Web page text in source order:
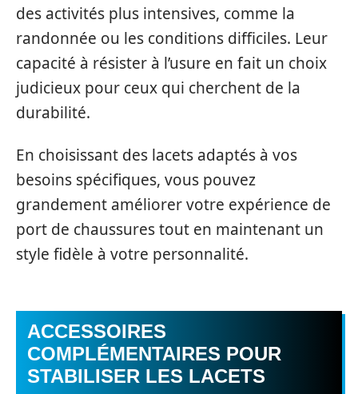
des activités plus intensives, comme la
randonnée ou les conditions difficiles. Leur
capacité à résister à l’usure en fait un choix
judicieux pour ceux qui cherchent de la
durabilité.
En choisissant des lacets adaptés à vos
besoins spécifiques, vous pouvez
grandement améliorer votre expérience de
port de chaussures tout en maintenant un
style fidèle à votre personnalité.
ACCESSOIRES
COMPLÉMENTAIRES POUR
STABILISER LES LACETS